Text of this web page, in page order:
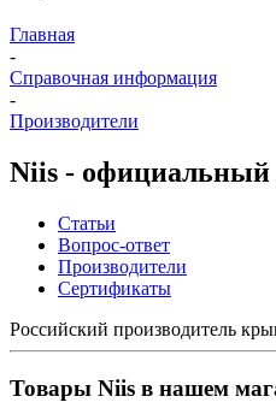
Главная
-
Справочная информация
-
Производители
Niis - официальный
Статьи
Вопрос-ответ
Производители
Сертификаты
Российский производитель
Товары Niis в нашем